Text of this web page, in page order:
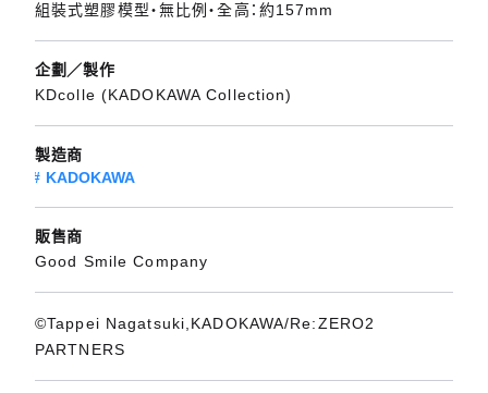
組裝式塑膠模型・無比例・全高：約157mm
企劃／製作
KDcolle (KADOKAWA Collection)
製造商
KADOKAWA
販售商
Good Smile Company
©Tappei Nagatsuki,KADOKAWA/Re:ZERO2
PARTNERS